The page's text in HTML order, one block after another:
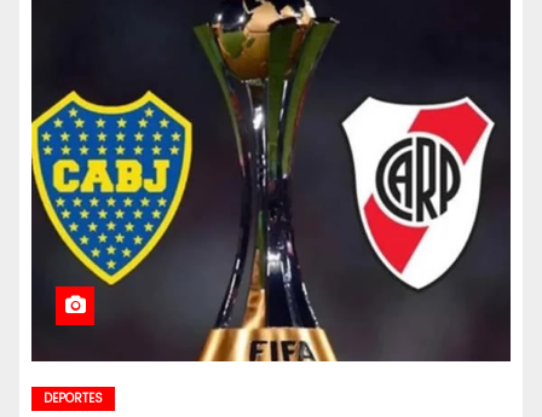
DEPORTES